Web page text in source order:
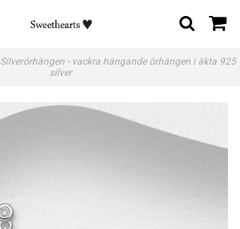
Silverörhängen - vackra hängande örhängen i äkta 925
silver